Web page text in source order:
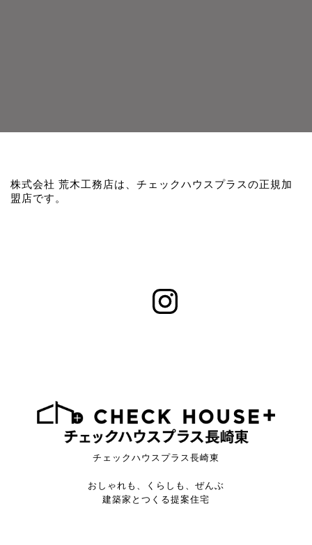
株式会社 荒木工務店は、チェックハウスプラスの正規加
盟店です。
チェックハウスプラス長崎東
おしゃれも、くらしも、ぜんぶ
建築家とつくる提案住宅